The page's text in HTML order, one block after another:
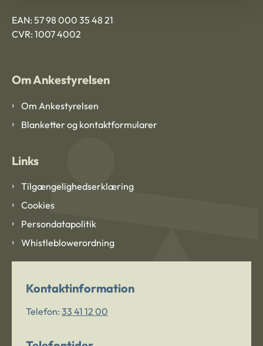
EAN: 57 98 000 35 48 21
CVR: 1007 4002
Om Ankestyrelsen
Om Ankestyrelsen
Blanketter og kontaktformularer
Links
Tilgængelighedserklæring
Cookies
Persondatapolitik
Whistleblowerordning
Kontaktinformation
Telefon: 33 41 12 00